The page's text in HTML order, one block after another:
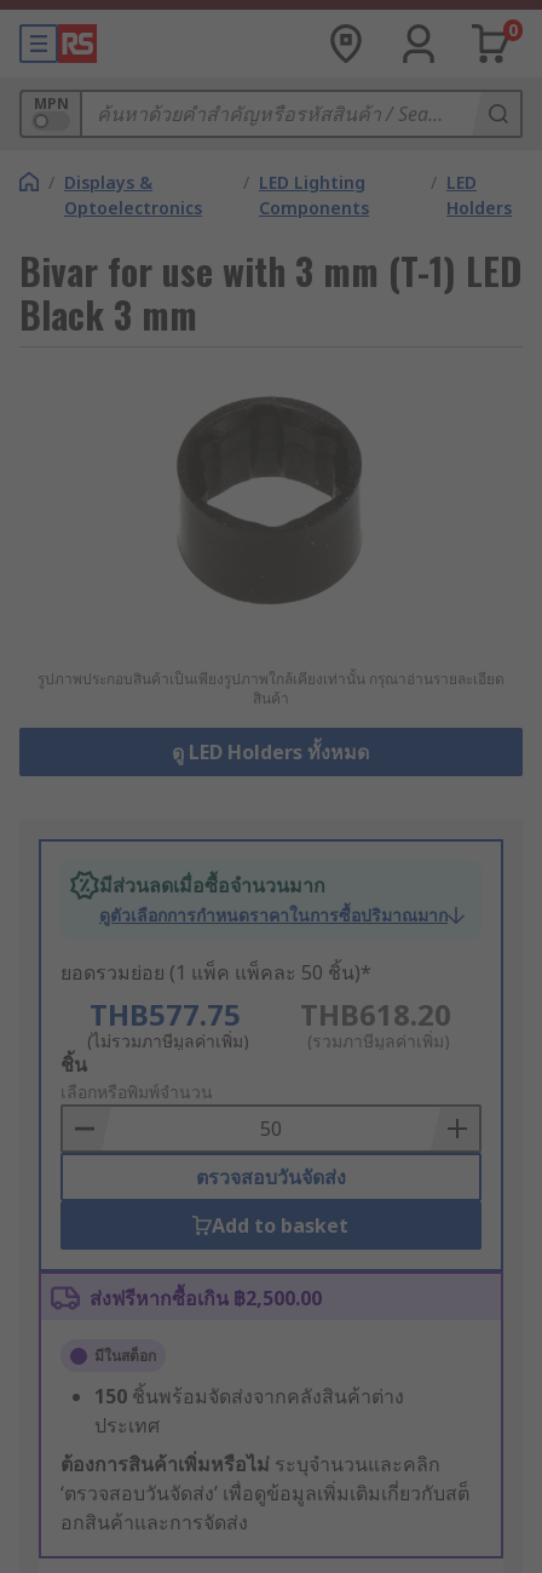
0
MPN
/ Displays &
Optoelectronics
/ LED Lighting
Components
/ LED
Holders
Bivar for use with 3 mm (T-1) LED
Black 3 mm
รูปภาพประกอบสินค้าเป็นเพียงรูปภาพใกล้เคียงเท่านั้น กรุณาอ่านรายละเอียด
สินค้า
ดู LED Holders ทั้งหมด
มีส่วนลดเมื่อซื้อจำนวนมาก
ดูตัวเลือกการกำหนดราคาในการซื้อปริมาณมาก
ยอดรวมย่อย (1 แพ็ค แพ็คละ 50 ชิ้น)*
THB577.75
(ไม่รวมภาษีมูลค่าเพิ่ม)
THB618.20
(รวมภาษีมูลค่าเพิ่ม)
Add
to
Basket
ชิ้น
เลือกหรือพิมพ์จำนวน
ตรวจสอบวันจัดส่ง
Add to basket
ส่งฟรีหากซื้อเกิน ฿2,500.00
มีในสต็อก
150 ชิ้นพร้อมจัดส่งจากคลังสินค้าต่าง
ประเทศ
ต้องการสินค้าเพิ่มหรือไม่ ระบุจำนวนและคลิก
‘ตรวจสอบวันจัดส่ง’ เพื่อดูข้อมูลเพิ่มเติมเกี่ยวกับสต็
อกสินค้าและการจัดส่ง